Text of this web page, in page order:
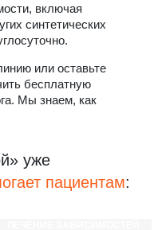
включая
синтетических
или оставьте
бесплатную
Мы знаем, как
уже
пациентам: